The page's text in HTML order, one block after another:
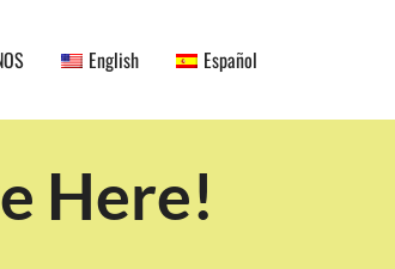
English Español
Here!